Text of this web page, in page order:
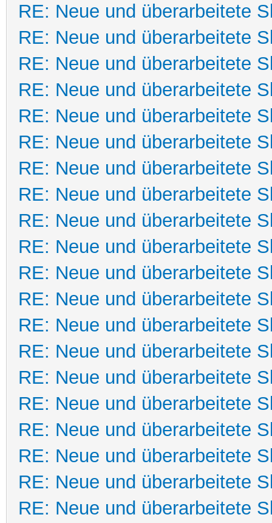
RE: Neue und überarbeitete
RE: Neue und überarbeitete
RE: Neue und überarbeitete
RE: Neue und überarbeitete
RE: Neue und überarbeitete
RE: Neue und überarbeitete
RE: Neue und überarbeitete
RE: Neue und überarbeitete
RE: Neue und überarbeitete
RE: Neue und überarbeitete
RE: Neue und überarbeitete
RE: Neue und überarbeitete
RE: Neue und überarbeitete
RE: Neue und überarbeitete
RE: Neue und überarbeitete
RE: Neue und überarbeitete
RE: Neue und überarbeitete
RE: Neue und überarbeitete
RE: Neue und überarbeitete
RE: Neue und überarbeitete